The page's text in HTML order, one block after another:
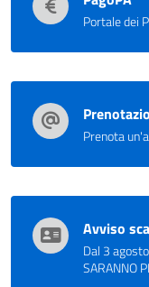
Portale dei
Prenota
Avviso
Dal 3
SARANNO